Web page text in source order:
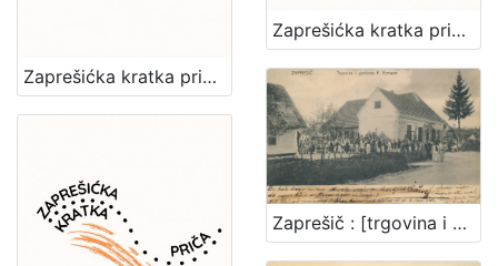
Zaprešićka kratka priča 2025. : nagrađene i pohvaljene priče
Zaprešićka kratka priča 2024. : nagrađene i pohvaljene priče
Zaprešič : [trgovina i gostiona F. Ermann]